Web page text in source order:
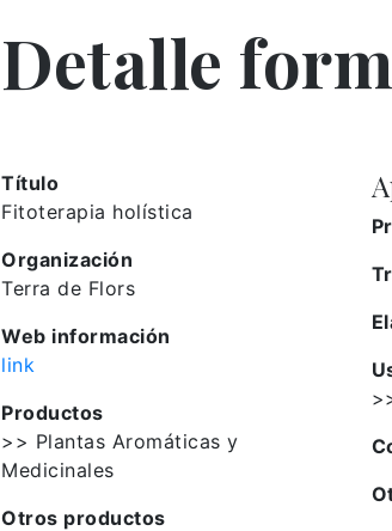
Detalle
Título
Fitoterapia holística
Organización
Terra de Flors
Web información
link
Productos
>> Plantas Aromáticas y
Medicinales
Otros productos